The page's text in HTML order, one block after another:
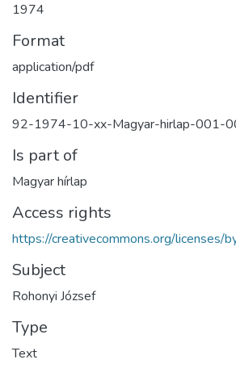
1974
Format
application/pdf
Identifier
92-1974-10-xx-Magyar-hirlap-001-
Is part of
Magyar hírlap
Access rights
https://creativecommons.org/licenses/
Subject
Rohonyi József
Type
Text